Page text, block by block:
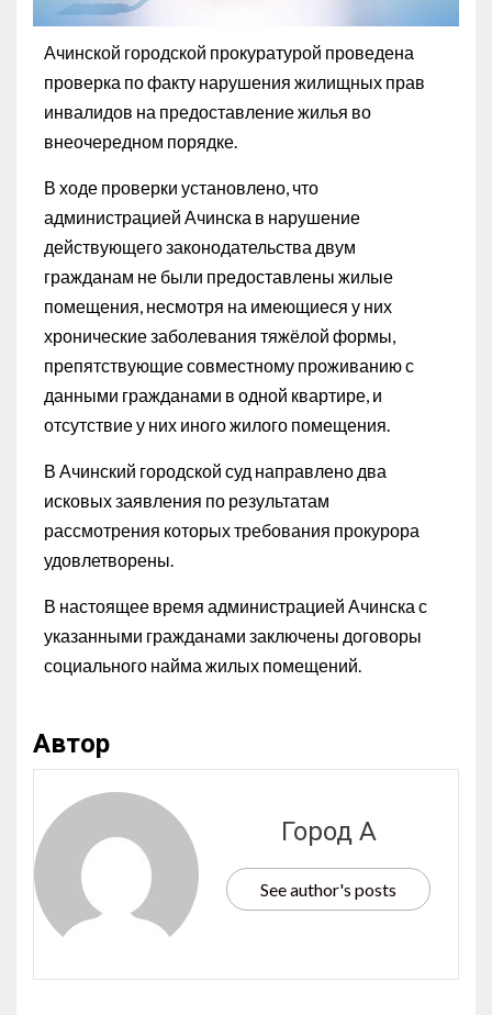
Ачинской городской прокуратурой проведена
проверка по факту нарушения жилищных прав
инвалидов на предоставление жилья во
внеочередном порядке.
В ходе проверки установлено, что
администрацией Ачинска в нарушение
действующего законодательства двум
гражданам не были предоставлены жилые
помещения, несмотря на имеющиеся у них
хронические заболевания тяжёлой формы,
препятствующие совместному проживанию с
данными гражданами в одной квартире, и
отсутствие у них иного жилого помещения.
В Ачинский городской суд направлено два
исковых заявления по результатам
рассмотрения которых требования прокурора
удовлетворены.
В настоящее время администрацией Ачинска с
указанными гражданами заключены договоры
социального найма жилых помещений.
Автор
Город А
See author's posts